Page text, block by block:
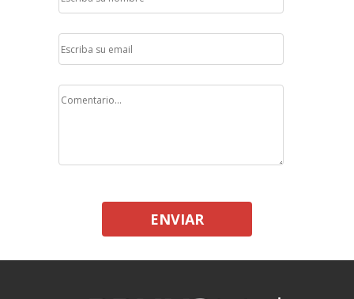
ENVIAR